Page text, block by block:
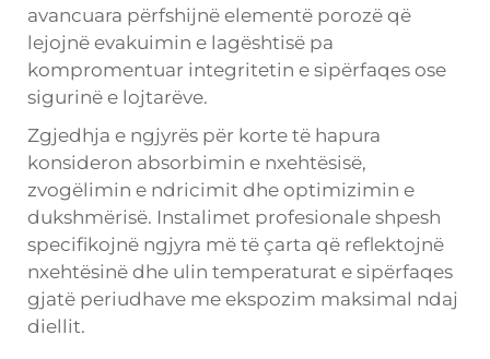
avancuara përfshijnë elementë porozë që
lejojnë evakuimin e lagështisë pa
kompromentuar integritetin e sipërfaqes ose
sigurinë e lojtarëve.
Zgjedhja e ngjyrës për korte të hapura
konsideron absorbimin e nxehtësisë,
zvogëlimin e ndricimit dhe optimizimin e
dukshmërisë. Instalimet profesionale shpesh
specifikojnë ngjyra më të çarta që reflektojnë
nxehtësinë dhe ulin temperaturat e sipërfaqes
gjatë periudhave me ekspozim maksimal ndaj
diellit.